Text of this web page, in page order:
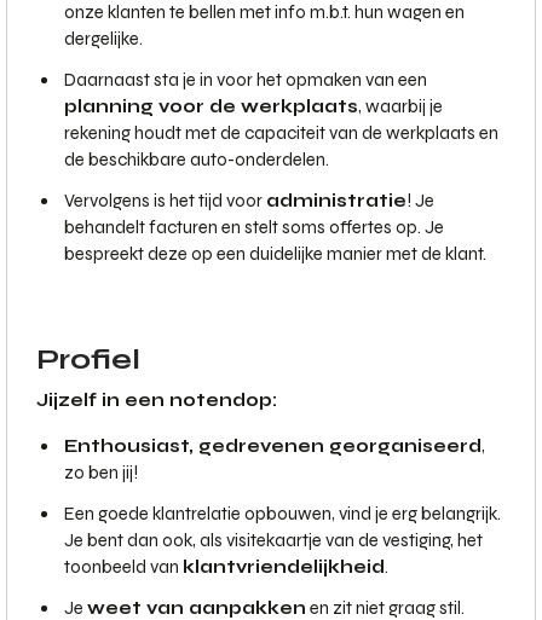
onze klanten te bellen met info m.b.t. hun wagen en
dergelijke.
Daarnaast sta je in voor het opmaken van een
planning voor de werkplaats, waarbij je
rekening houdt met de capaciteit van de werkplaats en
de beschikbare auto-onderdelen.
Vervolgens is het tijd voor administratie! Je
behandelt facturen en stelt soms offertes op. Je
bespreekt deze op een duidelijke manier met de klant.
Profiel
Jijzelf in een notendop:
Enthousiast, gedrevenen georganiseerd,
zo ben jij!
Een goede klantrelatie opbouwen, vind je erg belangrijk.
Je bent dan ook, als visitekaartje van de vestiging, het
toonbeeld van klantvriendelijkheid.
Je weet van aanpakken en zit niet graag stil.